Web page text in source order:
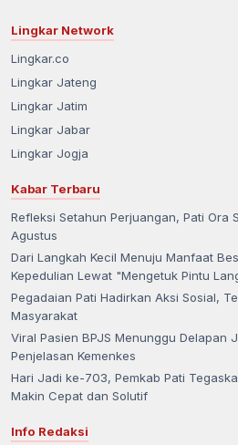
Lingkar Network
Lingkar.co
Lingkar Jateng
Lingkar Jatim
Lingkar Jabar
Lingkar Jogja
Kabar Terbaru
Refleksi Setahun Perjuangan, Pati Ora
Agustus
Dari Langkah Kecil Menuju Manfaat
Kepedulian Lewat "Mengetuk Pintu
Pegadaian Pati Hadirkan Aksi Sosial,
Masyarakat
Viral Pasien BPJS Menunggu Delapan
Penjelasan Kemenkes
Hari Jadi ke-703, Pemkab Pati
Makin Cepat dan Solutif
Info Redaksi